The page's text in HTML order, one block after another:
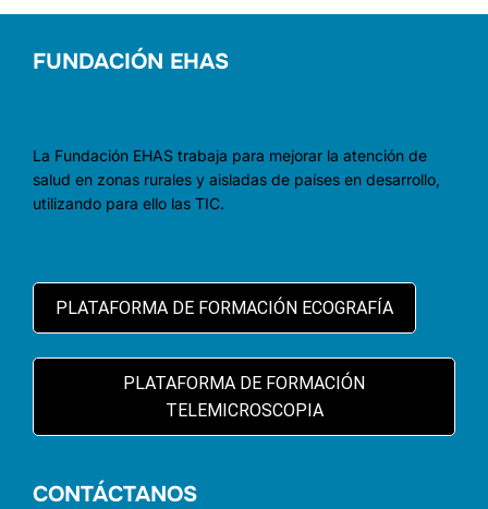
FUNDACIÓN EHAS
La Fundación EHAS trabaja para mejorar la atención de
salud en zonas rurales y aisladas de países en desarrollo,
utilizando para ello las TIC.
PLATAFORMA DE FORMACIÓN ECOGRAFÍA
PLATAFORMA DE FORMACIÓN
TELEMICROSCOPIA
CONTÁCTANOS